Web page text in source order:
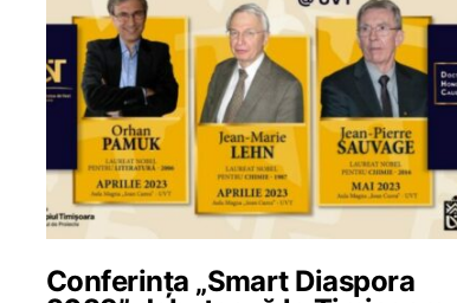
Conferința „Smart Diaspora